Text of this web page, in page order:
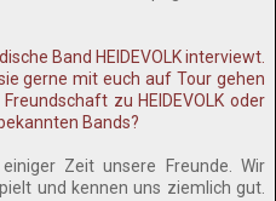
Band HEIDEVOLK interviewt.
gerne mit euch auf Tour gehen
zu HEIDEVOLK oder
Bands?
Zeit unsere Freunde. Wir
und kennen uns ziemlich gut.